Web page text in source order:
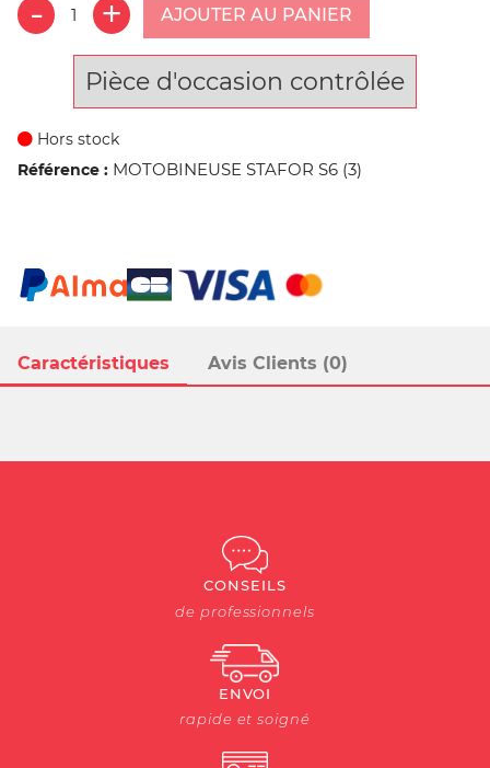
Caractéristiques Avis Clients (0)
AJOUTER AU PANIER
Pièce d'occasion contrôlée
Hors stock
Référence : MOTOBINEUSE STAFOR S6 (3)
CONSEILS
de professionnels
ENVOI
rapide et soigné